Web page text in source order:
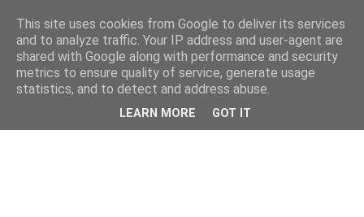
This site uses cookies from Google to deliver its services
and to analyze traffic. Your IP address and user-agent are
shared with Google along with performance and security
metrics to ensure quality of service, generate usage
statistics, and to detect and address abuse.
LEARN MORE GOT IT